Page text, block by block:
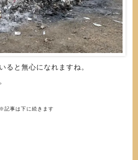
ると無心になれますね。
※記事は下に続きます